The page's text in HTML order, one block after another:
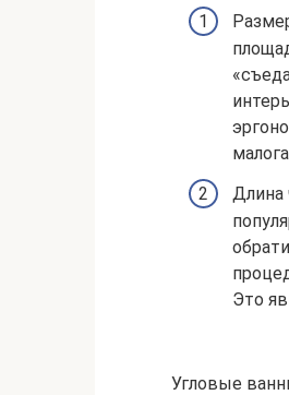
Длина
Это
Угловые